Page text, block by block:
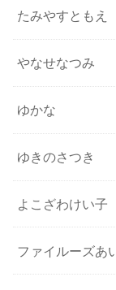
たみやすともえ
やなせなつみ
ゆかな
ゆきのさつき
よこざわけい子
ファイルーズあ